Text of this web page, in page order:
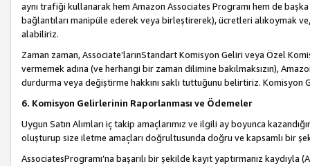
aynı trafiği kullanarak hem Amazon Associates Programı hem de
bağlantıları manipüle ederek veya birleştirerek), ücretleri alıkoymak
alabiliriz.
Zaman zaman, Associate’larınStandart Komisyon Geliri veya Özel
vermemek adına (ve herhangi bir zaman dilimine bakılmaksızın),
durdurma veya değiştirme hakkını saklı tuttuğunu belirtiriz. Komisyon
6. Komisyon Gelirlerinin Raporlanması ve Ödemeler
Uygun Satın Alımları iç takip amaçlarımız ve ilgili ay boyunca
oluşturup size iletme amaçları doğrultusunda doğru ve kapsamlı bir
AssociatesProgramı’na başarılı bir şekilde kayıt yaptırmanız